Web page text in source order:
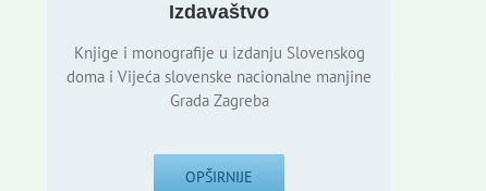
Izdavaštvo
Knjige i monografije u izdanju Slovenskog
doma i Vijeća slovenske nacionalne manjine
Grada Zagreba
OPŠIRNIJE